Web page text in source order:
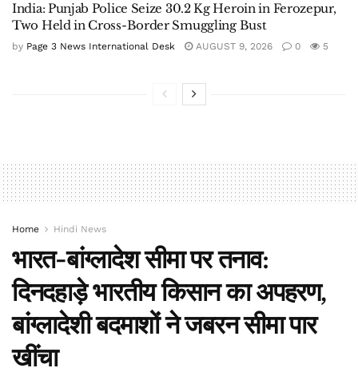
India: Punjab Police Seize 30.2 Kg Heroin in Ferozepur,
Two Held in Cross-Border Smuggling Bust
by Page 3 News International Desk AUGUST 9, 2026 0 5
Home Hindi News
भारत-बांग्लादेश सीमा पर तनाव:
दिनदहाड़े भारतीय किसान का अपहरण,
बांग्लादेशी बदमाशों ने जबरन सीमा पार
खींचा